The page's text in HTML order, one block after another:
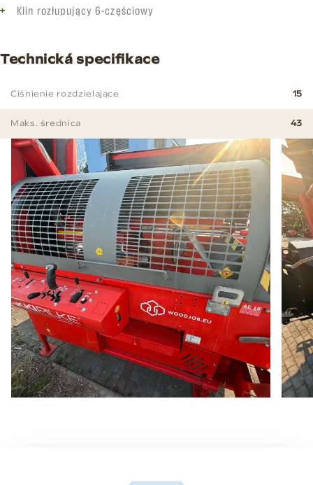
Klin rozłupujący 6-częściowy
Technická specifikace
Ciśnienie rozdzielające 15
Maks. średnica 43